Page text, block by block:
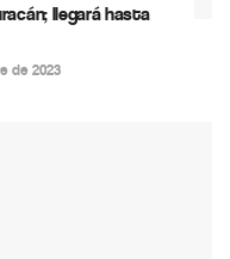
llegará hasta
de 2023